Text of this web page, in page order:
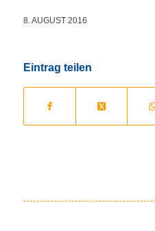
8. AUGUST 2016
Eintrag teilen